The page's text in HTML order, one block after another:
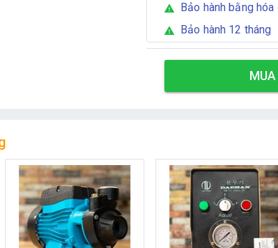
warning Bảo hành bằng hóa
warning Bảo hành 12 tháng